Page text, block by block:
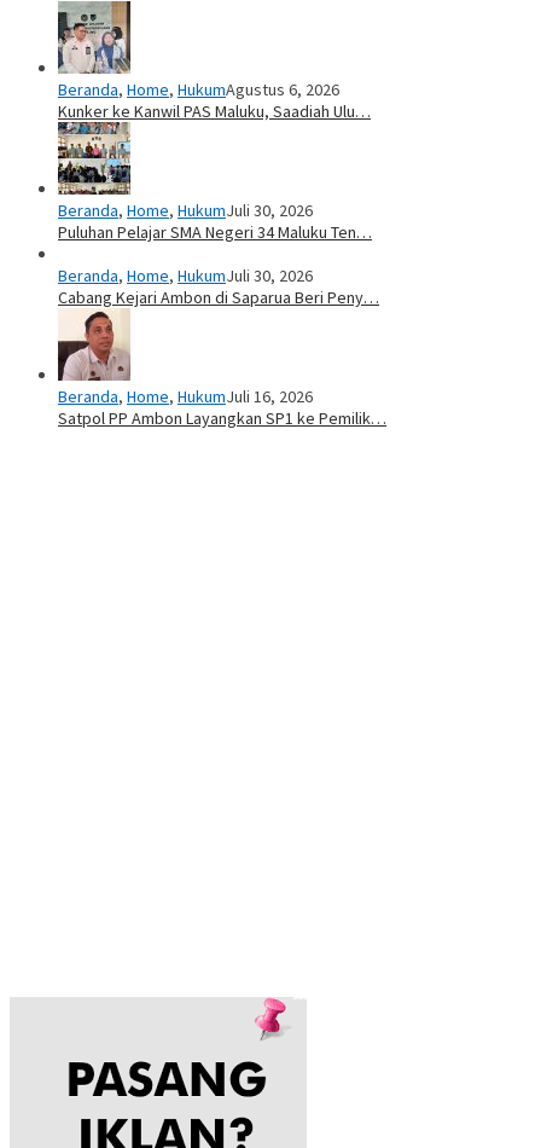
Beranda, Home, HukumAgustus 6, 2026
Kunker ke Kanwil PAS Maluku, Saadiah Ulu…
Beranda, Home, HukumJuli 30, 2026
Puluhan Pelajar SMA Negeri 34 Maluku Ten…
Beranda, Home, HukumJuli 30, 2026
Cabang Kejari Ambon di Saparua Beri Peny…
Beranda, Home, HukumJuli 16, 2026
Satpol PP Ambon Layangkan SP1 ke Pemilik…